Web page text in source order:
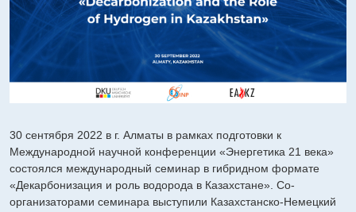
30 сентября 2022 в г. Алматы в рамках подготовки к
Международной научной конференции «Энергетика 21 века»
состоялся международный семинар в гибридном формате
«Декарбонизация и роль водорода в Казахстане». Со-
организаторами семинара выступили Казахстанско-Немецкий